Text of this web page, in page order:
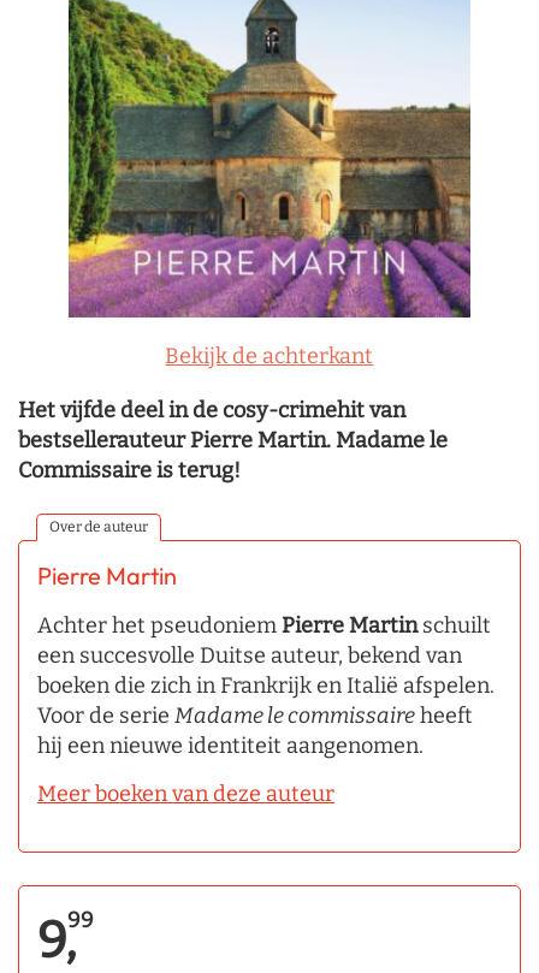
Bekijk de achterkant
Het vijfde deel in de cosy-crimehit van
bestsellerauteur Pierre Martin. Madame le
Commissaire is terug!
Over de auteur
Pierre Martin
Achter het pseudoniemPierre Martinschuilt
een succesvolle Duitse auteur, bekend van
boeken die zich in Frankrijk en Italië afspelen.
Voor de serie Madame le commissaireheeft
hij een nieuwe identiteit aangenomen.
Meer boeken van deze auteur
9,99